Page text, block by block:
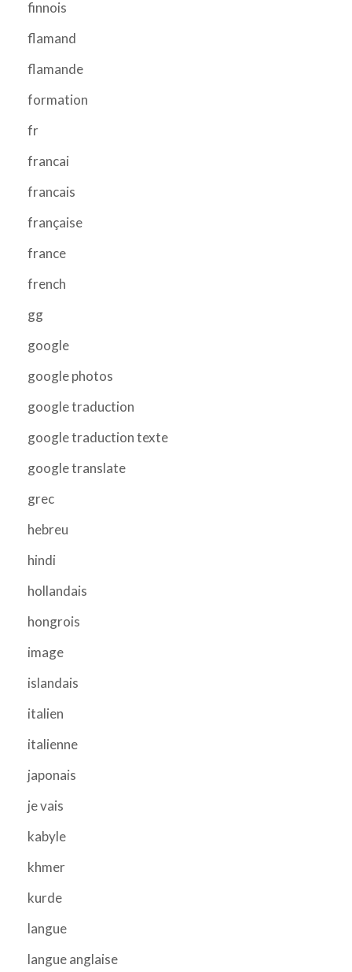
finnois
flamand
flamande
formation
fr
francai
francais
française
france
french
gg
google
google photos
google traduction
google traduction texte
google translate
grec
hebreu
hindi
hollandais
hongrois
image
islandais
italien
italienne
japonais
je vais
kabyle
khmer
kurde
langue
langue anglaise